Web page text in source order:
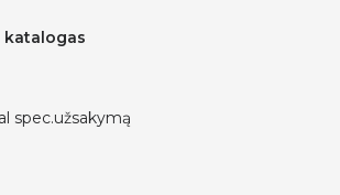
spec.užsakymą